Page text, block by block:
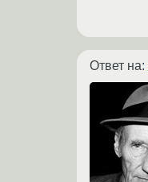
Ответ на: